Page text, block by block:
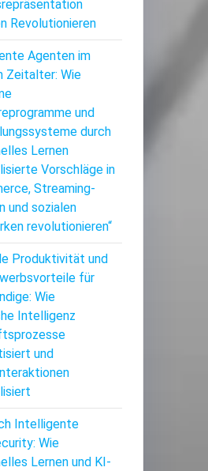
Revolutionieren
Agenten im
Zeitalter: Wie
und
durch
Lernen
Vorschläge in
Streaming-
und sozialen
revolutionieren“
Produktivität und
für
Wie
Intelligenz
und
Intelligente
Wie
Lernen und KI-